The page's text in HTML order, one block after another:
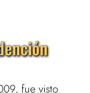
fue visto